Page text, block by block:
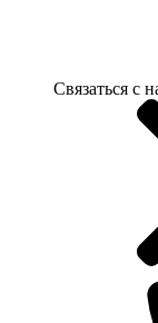
Связаться с